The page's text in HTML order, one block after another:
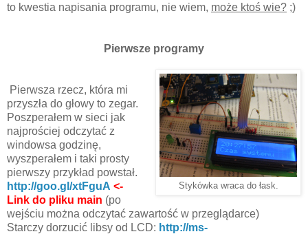
to kwestia napisania programu, nie wiem, może ktoś wie? ;)
Pierwsze programy
Stykówka wraca do łask.
Pierwsza rzecz, która mi
przyszła do głowy to zegar.
Poszperałem w sieci jak
najprościej odczytać z
windowsa godzinę,
wyszperałem i taki prosty
pierwszy przykład powstał.
http://goo.gl/xtFguA <-
Link do pliku main (po
wejściu można odczytać zawartość w przeglądarce)
Starczy dorzucić libsy od LCD: http://ms-